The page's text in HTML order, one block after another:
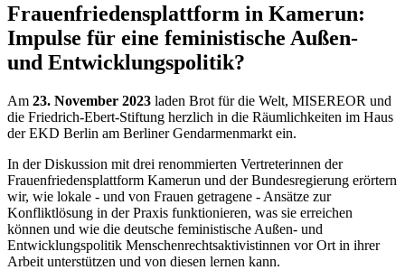
Frauenfriedensplattform in Kamerun:
Impulse für eine feministische Außen-
und Entwicklungspolitik?
Am 23. November 2023 laden Brot für die Welt, MISEREOR und
die Friedrich-Ebert-Stiftung herzlich in die Räumlichkeiten im Haus
der EKD Berlin am Berliner Gendarmenmarkt ein.
In der Diskussion mit drei renommierten Vertreterinnen der
Frauenfriedensplattform Kamerun und der Bundesregierung erörtern
wir, wie lokale - und von Frauen getragene - Ansätze zur
Konfliktlösung in der Praxis funktionieren, was sie erreichen
können und wie die deutsche feministische Außen- und
Entwicklungspolitik Menschenrechtsaktivistinnen vor Ort in ihrer
Arbeit unterstützen und von diesen lernen kann.